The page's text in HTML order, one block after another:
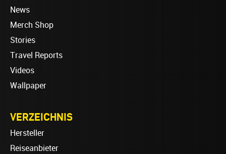
News
Merch Shop
Stories
Travel Reports
Videos
Wallpaper
VERZEICHNIS
Hersteller
Reiseanbieter